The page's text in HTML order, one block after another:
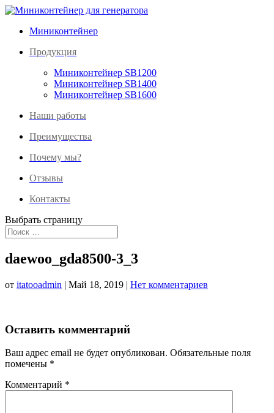
Миниконтейнер
Продукция
Миниконтейнер SB1200
Миниконтейнер SB1400
Миниконтейнер SB1600
Наши работы
Преимущества
Почему мы?
Отзывы
Контакты
Выбрать страницу
daewoo_gda8500-3_3
от itatooadmin | Май 18, 2019 | Нет комментариев
Оставить комментарий
Ваш адрес email не будет опубликован. Обязательные поля
помечены *
Комментарий *